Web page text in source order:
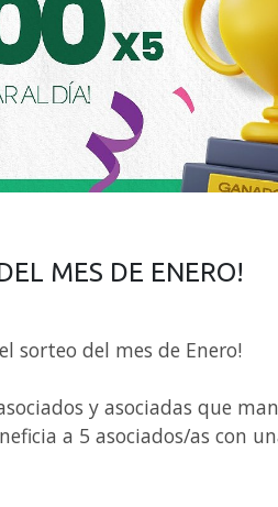
MES DE ENERO!
sorteo del mes de Enero!
y asociadas que
a 5 asociados/as con